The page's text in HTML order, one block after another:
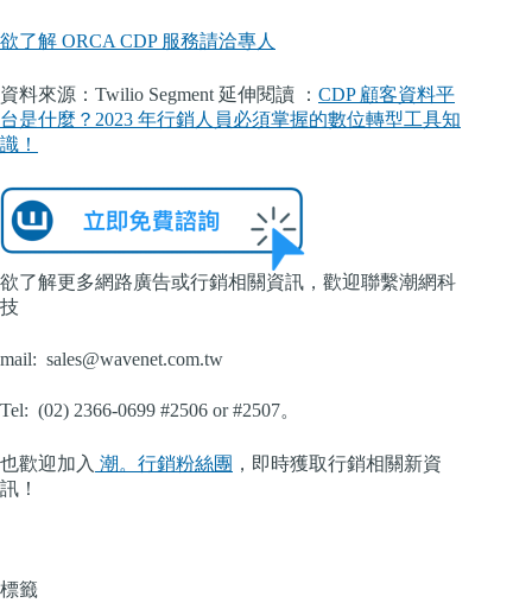
欲了解 ORCA CDP 服務請洽專人
資料來源：Twilio Segment 延伸閱讀 ： CDP 顧客資料平
台是什麼？2023 年行銷人員必須掌握的數位轉型工具知
識！
欲了解更多網路廣告或行銷相關資訊，歡迎聯繫潮網科
技
mail: sales@wavenet.com.tw
Tel: (02) 2366-0699 #2506 or #2507。
也歡迎加入 潮。行銷粉絲團 ，即時獲取行銷相關新資
訊！
標籤